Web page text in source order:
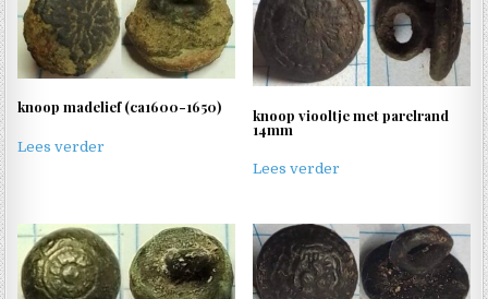
knoop madelief (ca1600-1650)
Lees verder
knoop viooltje met parelrand
14mm
Lees verder